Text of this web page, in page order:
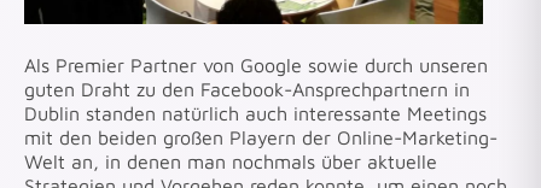
Als Premier Partner von Google sowie durch unseren
guten Draht zu den Facebook-Ansprechpartnern in
Dublin standen natürlich auch interessante Meetings
mit den beiden großen Playern der Online-Marketing-
Welt an, in denen man nochmals über aktuelle